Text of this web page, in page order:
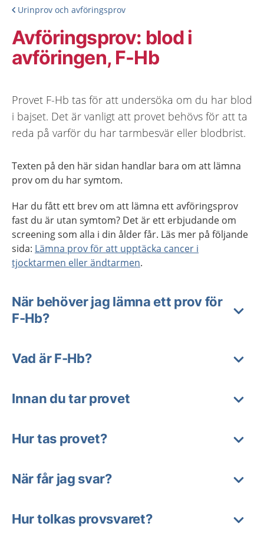
Urinprov och avföringsprov
Avföringsprov: blod i
avföringen, F-Hb
Provet F-Hb tas för att undersöka om du har blod
i bajset. Det är vanligt att provet behövs för att ta
reda på varför du har tarmbesvär eller blodbrist.
Texten på den här sidan handlar bara om att lämna
prov om du har symtom.
Har du fått ett brev om att lämna ett avföringsprov
fast du är utan symtom? Det är ett erbjudande om
screening som alla i din ålder får. Läs mer på följande
sida: Lämna prov för att upptäcka cancer i
tjocktarmen eller ändtarmen.
När behöver jag lämna ett prov för
F-Hb?
Vad är F-Hb?
Innan du tar provet
Hur tas provet?
När får jag svar?
Hur tolkas provsvaret?